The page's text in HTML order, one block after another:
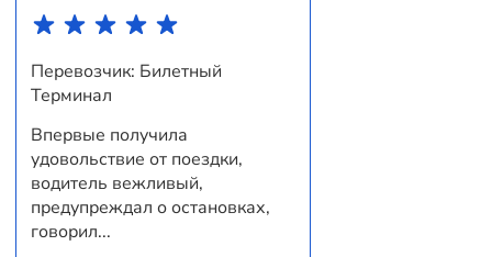
Перевозчик: Билетный
Терминал
Впервые получила
удовольствие от поездки,
водитель вежливый,
предупреждал о остановках,
говорил...